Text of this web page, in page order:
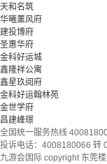
天和名筑
华曦薰风府
建投博府
圣惠华府
金科好运城
鑫隆祥公寓
鑫星玖阅府
金科好运翰林苑
金世学府
昌建峰璟
全国统一服务热线
投诉电话：4008180066 转
九游会国际 copyright 东莞